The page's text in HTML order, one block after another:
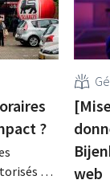
?
à
web